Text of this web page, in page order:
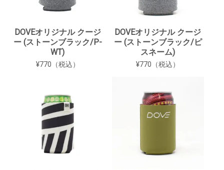
DOVEオリジナル クージ
ー (ストーンブラック/P-
WT)
¥770（税込）
DOVEオリジナル クージ
ー (ストーンブラック/ピ
スネーム)
¥770（税込）